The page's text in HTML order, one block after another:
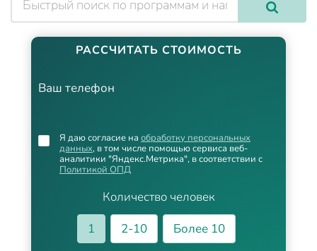
РАССЧИТАТЬ СТОИМОСТЬ
Ваш телефон
Количество человек
1
2-10
Более 10
Я даю согласие на обработку персональных
данных, в том числе помощью сервиса веб-
аналитики "Яндекс.Метрика", в соответствии с
Политикой ОПД